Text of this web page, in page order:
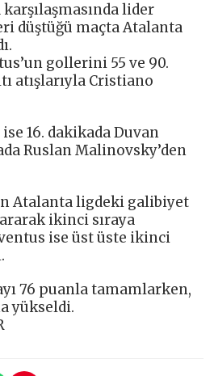
karşılaşmasında lider
düştüğü maçta Atalanta
gollerini 55 ve 90.
atışlarıyla Cristiano
16. dakikada Duvan
Ruslan Malinovsky’den
Atalanta ligdeki galibiyet
ikinci sıraya
ise üst üste ikinci
76 puanla tamamlarken,
yükseldi.